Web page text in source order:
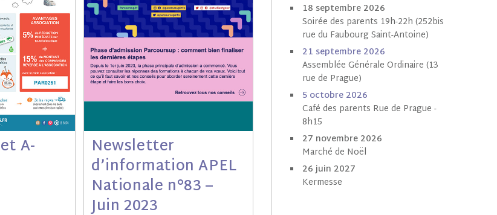
A- Newsletter
d’information APEL
Nationale n°83 –
Juin 2023
18 septembre 2026
Soirée des parents 19h-22h (252bis
rue du Faubourg Saint-Antoine)
21 septembre 2026
Assemblée Générale Ordinaire (13
rue de Prague)
5 octobre 2026
Café des parents Rue de Prague -
8h15
27 novembre 2026
Marché de Noël
26 juin 2027
Kermesse